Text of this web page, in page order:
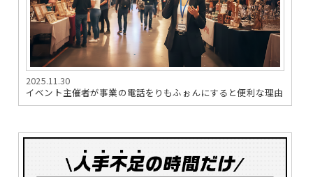
2025.11.30
イベント主催者が事業の電話をりもふぉんにすると便利な理由